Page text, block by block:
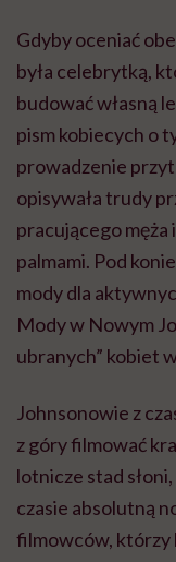
Gdyby oceniać
była celebrytką,
budować własną
pism kobiecych o
prowadzenie
opisywała trudy
pracującego męża
palmami. Pod
mody dla
Mody w Nowym
ubranych” kobiet
Johnsonowie z
z góry filmować
lotnicze stad
czasie absolutną
filmowców, którzy